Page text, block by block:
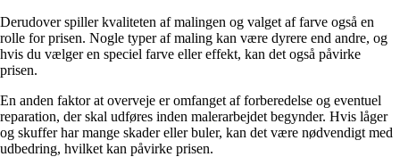
Derudover spiller kvaliteten af malingen og valget af farve også en
rolle for prisen. Nogle typer af maling kan være dyrere end andre, og
hvis du vælger en speciel farve eller effekt, kan det også påvirke
prisen.
En anden faktor at overveje er omfanget af forberedelse og eventuel
reparation, der skal udføres inden malerarbejdet begynder. Hvis låger
og skuffer har mange skader eller buler, kan det være nødvendigt med
udbedring, hvilket kan påvirke prisen.